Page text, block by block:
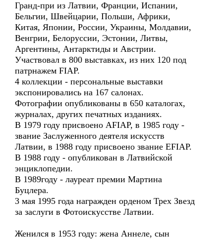
Гранд-при из Латвии, Франции, Испании,
Бельгии, Швейцарии, Польши, Африки,
Китая, Японии, России, Украины, Молдавии,
Венгрии, Белоруссии, Эстонии, Литвы,
Аргентины, Антарктиды и Австрии.
Участвовал в 800 выставках, из них 120 под
патрнажем FIAP.
4 коллекции - персональные выставки
экспонировались на 167 салонах.
Фотографии опубликованы в 650 каталогах,
журналах, других печатных изданиях.
В 1979 году присвоено AFIAP, в 1985 году -
звание Заслуженного деятеля искусств
Латвии, в 1988 году присвоено звание EFIAP.
В 1988 году - опубликован в Латвийской
энциклопедии.
В 1989году - лауреат премии Мартина
Буцлера.
3 мая 1995 года награжден орденом Трех Звезд
за заслуги в Фотоискусстве Латвии.
Женился в 1953 году: жена Аннеле, сын